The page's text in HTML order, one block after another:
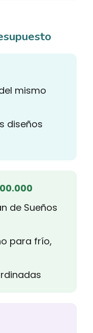
mismo
diseños
de Sueños
para frío,